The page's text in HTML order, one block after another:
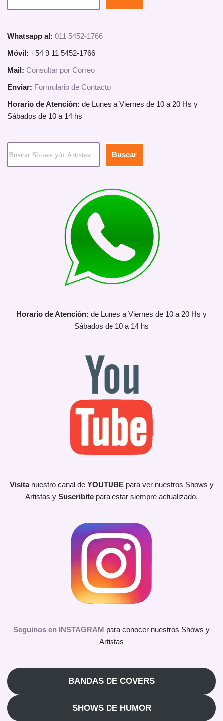
Whatsapp al: 011 5452-1766
Móvil: +54 9 11 5452-1766
Mail: Consultar por Correo
Enviar: Formulario de Contacto
Horario de Atención: de Lunes a Viernes de 10 a 20 Hs y
Sábados de 10 a 14 hs
Buscar
Horario de Atención: de Lunes a Viernes de 10 a 20 Hs y
Sábados de 10 a 14 hs
Visita nuestro canal de YOUTUBEpara ver nuestros Shows y
Artistas y Suscribite para estar siempre actualizado.
Seguinos en INSTAGRAM para conocer nuestros Shows y
Artistas
BANDAS DE COVERS
SHOWS DE HUMOR